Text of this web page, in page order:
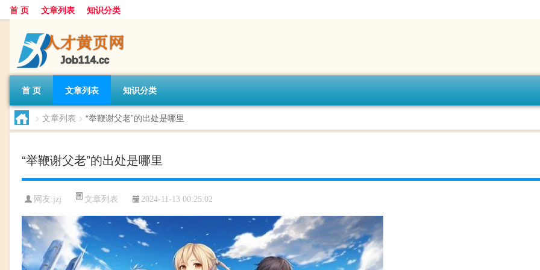
首 页 文章列表 知识分类
首 页 文章列表 知识分类
> 文章列表 > “举鞭谢父老”的出处是哪里
“举鞭谢父老”的出处是哪里
网友:jzj 文章列表 2024-11-13 00:25:02